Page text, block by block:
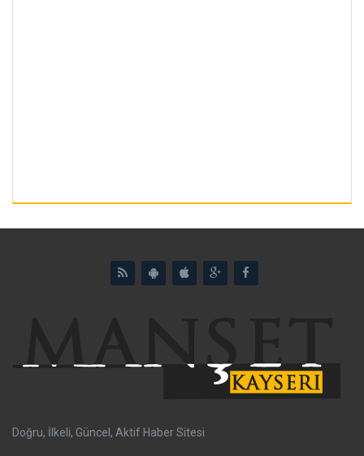
Doğru, İlkeli, Güncel, Aktif Haber Sitesi